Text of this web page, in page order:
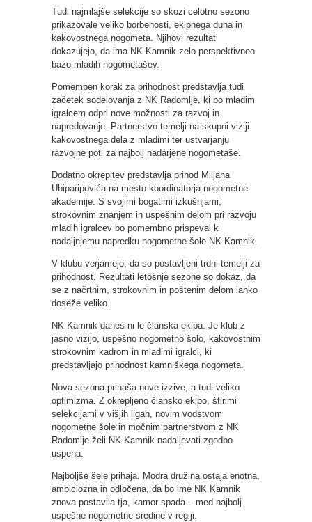
Tudi najmlajše selekcije so skozi celotno sezono
prikazovale veliko borbenosti, ekipnega duha in
kakovostnega nogometa. Njihovi rezultati
dokazujejo, da ima NK Kamnik zelo perspektivneo
bazo mladih nogometašev.
Pomemben korak za prihodnost predstavlja tudi
začetek sodelovanja z NK Radomlje, ki bo mladim
igralcem odprl nove možnosti za razvoj in
napredovanje. Partnerstvo temelji na skupni viziji
kakovostnega dela z mladimi ter ustvarjanju
razvojne poti za najbolj nadarjene nogometaše.
Dodatno okrepitev predstavlja prihod Miljana
Ubiparipovića na mesto koordinatorja nogometne
akademije. S svojimi bogatimi izkušnjami,
strokovnim znanjem in uspešnim delom pri razvoju
mladih igralcev bo pomembno prispeval k
nadaljnjemu napredku nogometne šole NK Kamnik.
V klubu verjamejo, da so postavljeni trdni temelji za
prihodnost. Rezultati letošnje sezone so dokaz, da
se z načrtnim, strokovnim in poštenim delom lahko
doseže veliko.
NK Kamnik danes ni le članska ekipa. Je klub z
jasno vizijo, uspešno nogometno šolo, kakovostnim
strokovnim kadrom in mladimi igralci, ki
predstavljajo prihodnost kamniškega nogometa.
Nova sezona prinaša nove izzive, a tudi veliko
optimizma. Z okrepljeno člansko ekipo, štirimi
selekcijami v višjih ligah, novim vodstvom
nogometne šole in močnim partnerstvom z NK
Radomlje želi NK Kamnik nadaljevati zgodbo
uspeha.
Najboljše šele prihaja. Modra družina ostaja enotna,
ambiciozna in odločena, da bo ime NK Kamnik
znova postavila tja, kamor spada – med najbolj
uspešne nogometne sredine v regiji.